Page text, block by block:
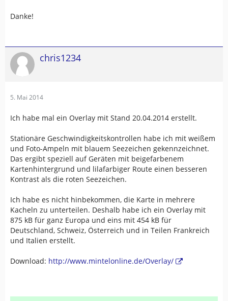
Danke!
chris1234
5. Mai 2014
Ich habe mal ein Overlay mit Stand 20.04.2014 erstellt.
Stationäre Geschwindigkeitskontrollen habe ich mit weißem
und Foto-Ampeln mit blauem Seezeichen gekennzeichnet.
Das ergibt speziell auf Geräten mit beigefarbenem
Kartenhintergrund und lilafarbiger Route einen besseren
Kontrast als die roten Seezeichen.
Ich habe es nicht hinbekommen, die Karte in mehrere
Kacheln zu unterteilen. Deshalb habe ich ein Overlay mit
875 kB für ganz Europa und eins mit 454 kB für
Deutschland, Schweiz, Österreich und in Teilen Frankreich
und Italien erstellt.
Download: http://www.mintelonline.de/Overlay/